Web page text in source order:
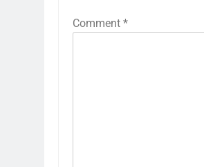
Comment *